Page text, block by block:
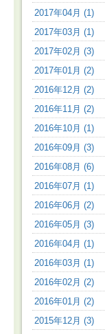
2017年04月 (1)
2017年03月 (1)
2017年02月 (3)
2017年01月 (2)
2016年12月 (2)
2016年11月 (2)
2016年10月 (1)
2016年09月 (3)
2016年08月 (6)
2016年07月 (1)
2016年06月 (2)
2016年05月 (3)
2016年04月 (1)
2016年03月 (1)
2016年02月 (2)
2016年01月 (2)
2015年12月 (3)